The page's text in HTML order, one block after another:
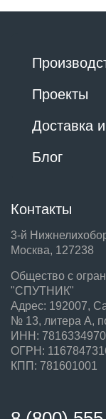
Проекты
Доставка
Блог
Контакты
3-й
Москва, 127238
Общество с
"СПУТНИК"
Адрес: 192007,
№ 13, литера А,
ИНН: 7816334970
ОГРН:
КПП: 781601001